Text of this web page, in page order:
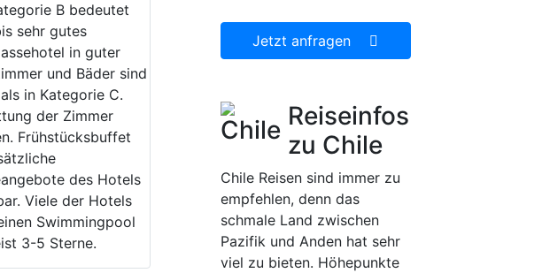
B bedeutet
sehr gutes
in guter
und Bäder sind
in Kategorie C.
der Zimmer
Frühstücksbuffet
des Hotels
Viele der Hotels
Swimmingpool
3-5 Sterne.
Jetzt anfragen
Reiseinfos
zu Chile
Chile Reisen sind immer zu
empfehlen, denn das
schmale Land zwischen
Pazifik und Anden hat sehr
viel zu bieten. Höhepunkte